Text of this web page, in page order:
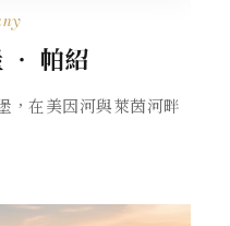
‧ 帕紹
，在美因河與萊茵河畔